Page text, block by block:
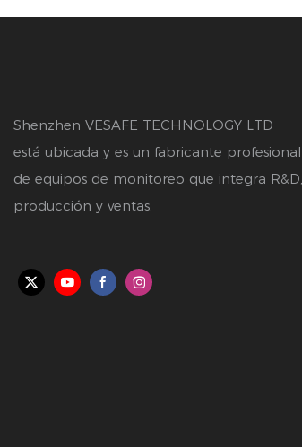
Shenzhen VESAFE TECHNOLOGY LTD
está ubicada y es un fabricante profesional
de equipos de monitoreo que integra R&D,
producción y ventas.